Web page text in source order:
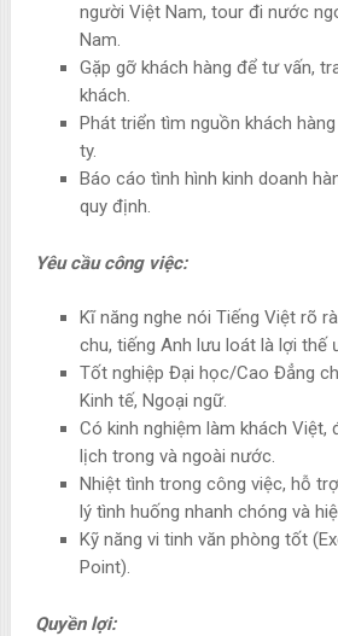
người Việt Nam, tour đi nước
Nam.
Gặp gỡ khách hàng để tư vấn,
khách.
Phát triển tìm nguồn khách
ty.
Báo cáo tình hình kinh doanh
quy định.
Yêu cầu công việc:
Kĩ năng nghe nói Tiếng Việt rõ
chu, tiếng Anh lưu loát là lợi thế
Tốt nghiệp Đại học/Cao Đẳng
Kinh tế, Ngoại ngữ.
Có kinh nghiệm làm khách Việt,
lịch trong và ngoài nước.
Nhiệt tình trong công việc, hỗ
lý tình huống nhanh chóng và
Kỹ năng vi tinh văn phòng tốt
Point).
Quyền lợi: